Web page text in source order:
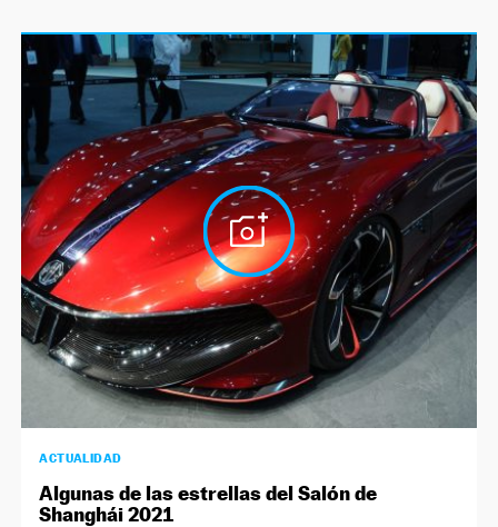
ACTUALIDAD
Algunas de las estrellas del Salón de
Shanghái 2021